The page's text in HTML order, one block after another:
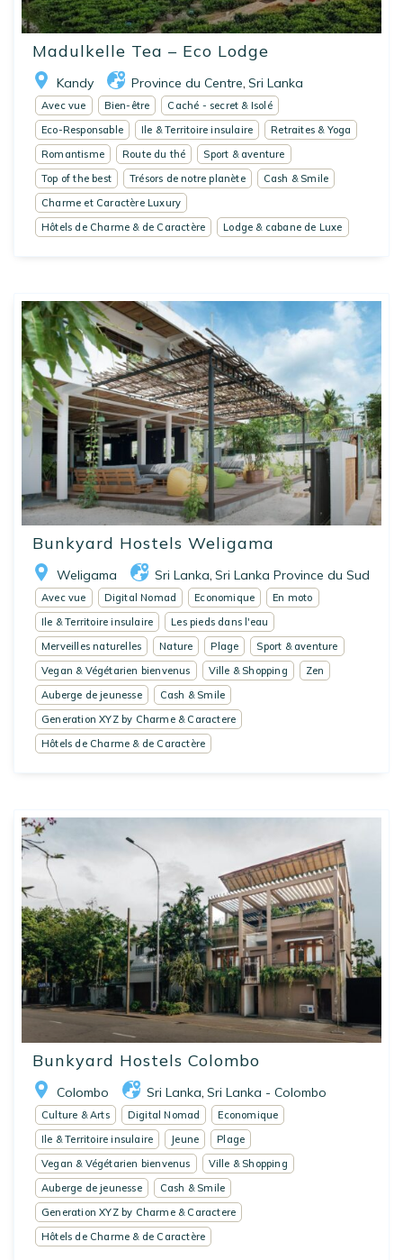
Madulkelle Tea – Eco Lodge
Kandy Province du Centre Sri Lanka
Avec vue Bien-être
Caché - secret & Isolé
Eco-Responsable
Ile & Territoire insulaire
Retraites & Yoga
Romantisme
Route du thé
Sport & aventure
Top of the best
Trésors de notre planète
Cash & Smile
Charme et Caractère Luxury
Hôtels de Charme & de Caractère
Lodge & cabane de Luxe
Bunkyard Hostels Weligama
Weligama Sri Lanka, Sri Lanka Province du Sud
Avec vue Digital Nomad Economique
En moto
Ile & Territoire insulaire
Les pieds dans l'eau
Merveilles naturelles
Nature Plage
Sport & aventure
Vegan & Végétarien bienvenus
Ville & Shopping
Zen
Auberge de jeunesse
Cash & Smile
Generation XYZ by Charme & Caractere
Hôtels de Charme & de Caractère
Bunkyard Hostels Colombo
Colombo Sri Lanka, Sri Lanka - Colombo
Culture & Arts Digital Nomad
Economique
Ile & Territoire insulaire
Jeune
Plage
Vegan & Végétarien bienvenus
Ville & Shopping
Auberge de jeunesse
Cash & Smile
Generation XYZ by Charme & Caractere
Hôtels de Charme & de Caractère